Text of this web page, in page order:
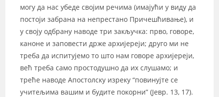
могу да нас убеде својим речима (имајући у виду да
постоји забрана на непрестано Причешћивање), и
у своју одбрану наводе три закључка: прво, говоре,
каноне и заповести држе архијереји; друго ми не
треба да испитујемо то што нам говоре архијереји,
већ треба само простодушно да их слушамо; и
треће наводе Апостолску изреку “повинујте се
учитељима вашим и будите покорни” (Јевр. 13, 17).